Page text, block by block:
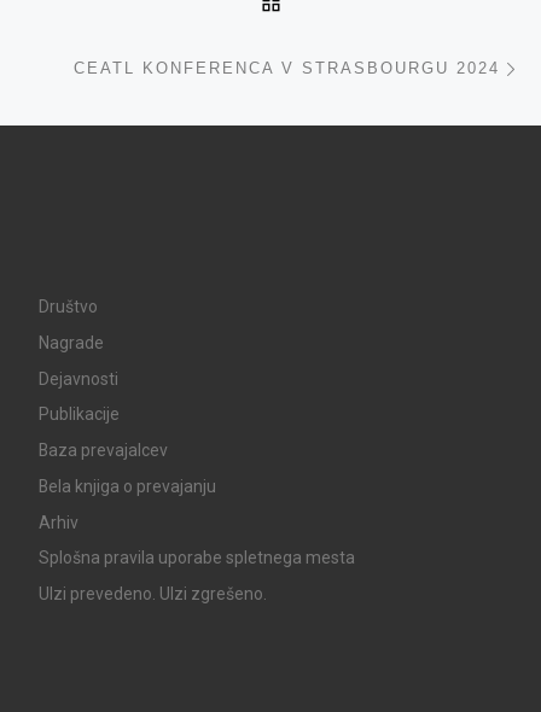
CEATL KONFERENCA V STRASBOURGU 2024
Društvo
Nagrade
Dejavnosti
Publikacije
Baza prevajalcev
Bela knjiga o prevajanju
Arhiv
Splošna pravila uporabe spletnega mesta
UIzi prevedeno. UIzi zgrešeno.